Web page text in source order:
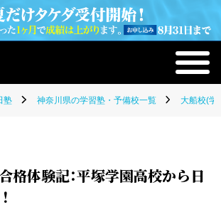
塾 神奈川県の学習塾・予備校一覧 大船校(学
格体験記：平塚学園高校から日